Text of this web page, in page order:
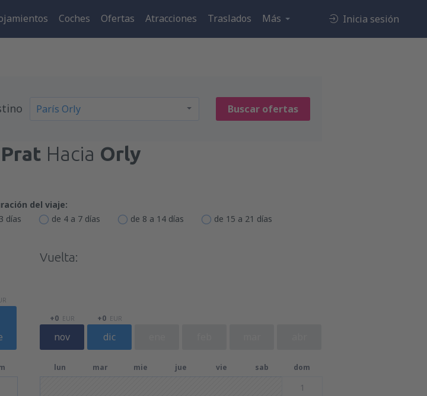
Coches Ofertas Atracciones Traslados Más Inicia sesión
Buscar ofertas
Hacia Orly
del viaje:
días de 4 a 7 días de 8 a 14 días de 15 a 21 días
Vuelta:
nov
+0 EUR
dic
+0 EUR
lun mar mie jue vie sab dom
1